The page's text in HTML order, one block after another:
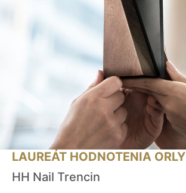
LAUREÁT HODNOTENIA ORLY
HH Nail Trencin